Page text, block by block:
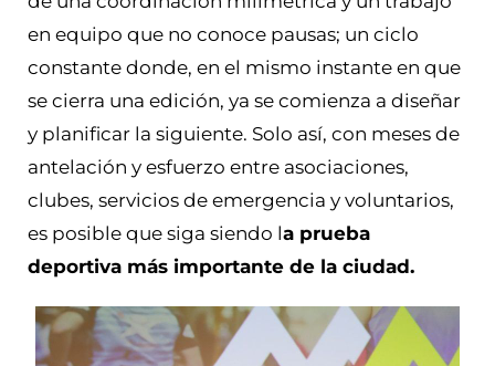
en equipo que no conoce pausas; un ciclo
constante donde, en el mismo instante en que
se cierra una edición, ya se comienza a diseñar
y planificar la siguiente. Solo así, con meses de
antelación y esfuerzo entre asociaciones,
clubes, servicios de emergencia y voluntarios,
es posible que siga siendo la prueba
deportiva más importante de la ciudad.